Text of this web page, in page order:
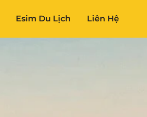
Esim Du Lịch Liên Hệ